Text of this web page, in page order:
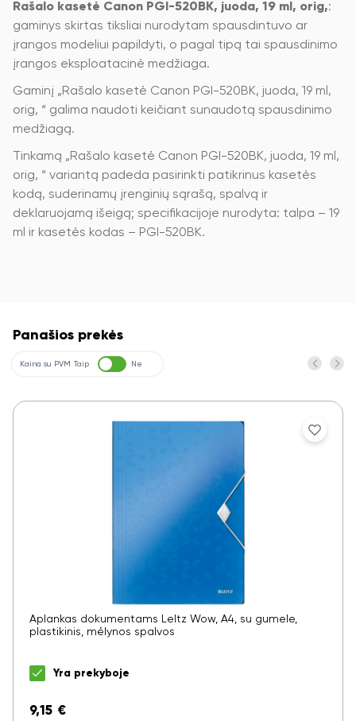
Rašalo kasetė Canon PGI-520BK, juoda, 19 ml, orig,:
gaminys skirtas tiksliai nurodytam spausdintuvo ar
įrangos modeliui papildyti, o pagal tipą tai spausdinimo
įrangos eksploatacinė medžiaga.
Gaminį „Rašalo kasetė Canon PGI-520BK, juoda, 19 ml,
orig, “ galima naudoti keičiant sunaudotą spausdinimo
medžiagą.
Tinkamą „Rašalo kasetė Canon PGI-520BK, juoda, 19 ml,
orig, “ variantą padeda pasirinkti patikrinus kasetės
kodą, suderinamų įrenginių sąrašą, spalvą ir
deklaruojamą išeigą; specifikacijoje nurodyta: talpa – 19
ml ir kasetės kodas – PGI-520BK.
Panašios prekės
Kaina su PVM Taip Ne
Aplankas dokumentams LeItz Wow, A4, su gumele,
plastikinis, mėlynos spalvos
Yra prekyboje
9,15 €